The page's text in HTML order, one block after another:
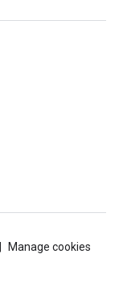
Manage cookies